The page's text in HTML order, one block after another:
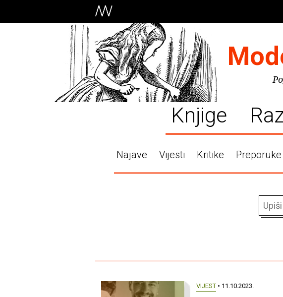
Knjige
Najave Vijesti Kritike Preporuke
VIJEST • 11.10.2023.